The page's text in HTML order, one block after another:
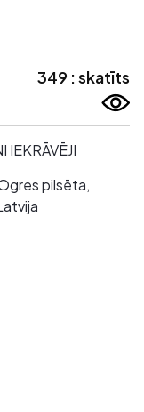
349 : skatīts
IEKRĀVĒJI
pilsēta,